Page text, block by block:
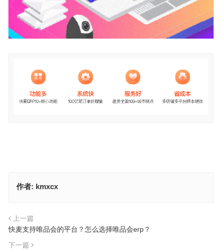
作者: kmxcx
上一篇
快麦支持唯品会的平台？怎么选择唯品会erp？
下一篇